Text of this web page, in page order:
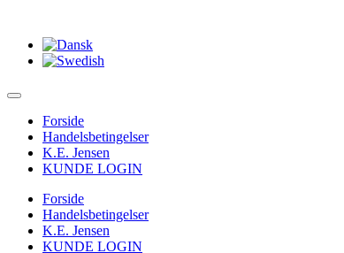
Forside
Handelsbetingelser
K.E. Jensen
KUNDE LOGIN
Forside
Handelsbetingelser
K.E. Jensen
KUNDE LOGIN